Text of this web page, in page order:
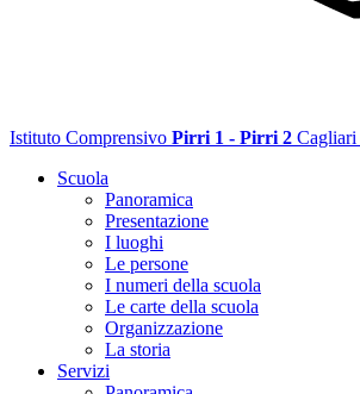
Istituto Comprensivo Pirri 1 - Pirri 2 Cagliari
Scuola
Panoramica
Presentazione
I luoghi
Le persone
I numeri della scuola
Le carte della scuola
Organizzazione
La storia
Servizi